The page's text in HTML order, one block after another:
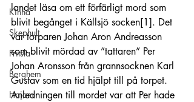
Kinna
Skephult
Fritsla
Berghem
Hajom
landet läsa om ett förfärligt mord som
blivit begånget i Källsjö socken[1]. Det
var torparen Johan Aron Andreasson
som blivit mördad av ”tattaren” Per
Johan Aronsson från grannsocknen Karl
Gustav som en tid hjälpt till på torpet.
Anledningen till mordet var att Per hade